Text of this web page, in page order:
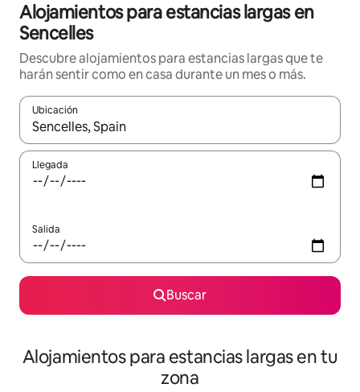
Alojamientos para estancias largas en
Sencelles
Descubre alojamientos para estancias largas que te
harán sentir como en casa durante un mes o más.
Ubicación
Cuando los resultados estén disponibles, podrás navegar
Llegada
Salida
Buscar
Alojamientos para estancias largas en tu
zona